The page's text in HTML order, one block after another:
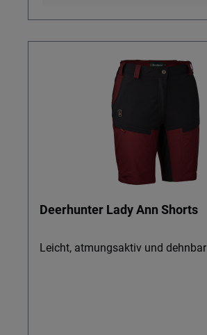
Deerhunter Lady Ann Shorts
Leicht, atmungsaktiv und dehnbar